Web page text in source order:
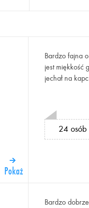
Pokaż
Bardzo fajna
jest miękkość
jechał na
24 osób
Bardzo